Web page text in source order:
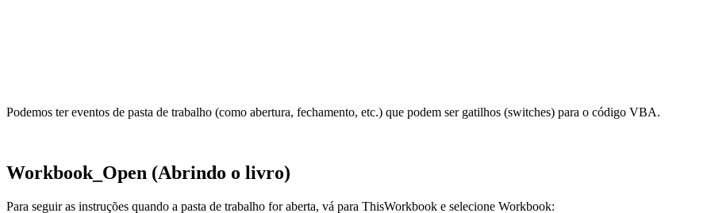
Podemos ter eventos de pasta de trabalho (como abertura, fechamento, etc.) que podem ser gatilhos (switches) para o código VBA.
Workbook_Open (Abrindo o livro)
Para seguir as instruções quando a pasta de trabalho for aberta, vá para ThisWorkbook e selecione Workbook: